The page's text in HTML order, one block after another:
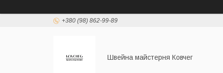
+380 (98) 862-99-89
Швейна майстерня Ковчег